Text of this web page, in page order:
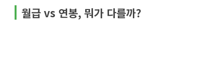
월급 vs 연봉, 뭐가 다를까?